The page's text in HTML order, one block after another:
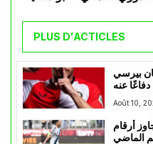
PLUS D'ACTICLES
بيرسي
عنه
Août 10,
أرقام
الماضي